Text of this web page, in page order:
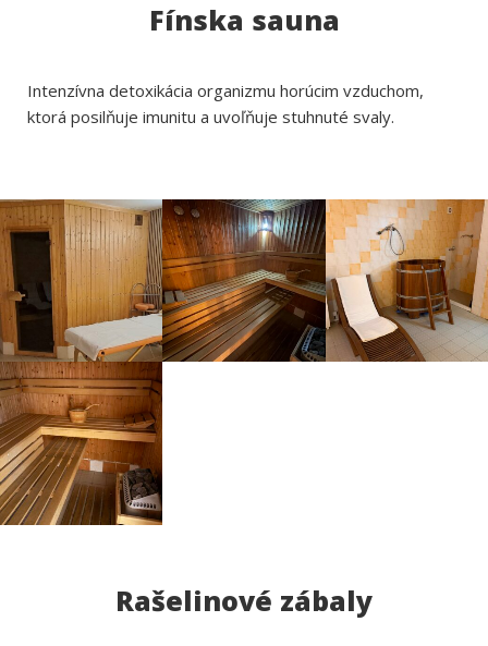
Fínska sauna
Intenzívna detoxikácia organizmu horúcim vzduchom,
ktorá posilňuje imunitu a uvoľňuje stuhnuté svaly.
Rašelinové zábaly